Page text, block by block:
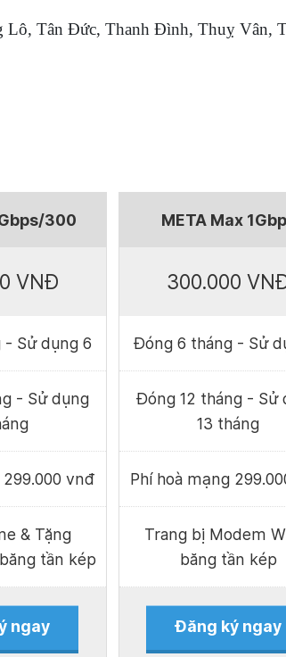
Tân Đức, Thanh Đình, Thuỵ Vân,
300
VNĐ
Sử dụng 6
- Sử dụng
vnđ
& Tặng
tần kép
ngay
META Max
300.000
Đóng 6 tháng - Sử
Đóng 12 tháng - Sử
13 tháng
Phí hoà mạng
Trang bị Modem
băng tần kép
Đăng ký ngay